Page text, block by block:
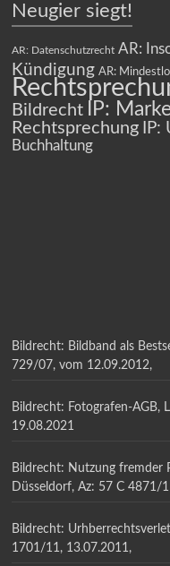
Neugier siegt!
AR: Datenschutzrecht AR:
Kündigung AR:
Bildrecht
IP:
Rechtsprechung
Buchhaltung
Bildrecht: Bildband als
729/07, vom 12.09.2012,
Bildrecht: Fotografen-AGB,
19.08.2021
Bildrecht: Nutzung fremder
Düsseldorf, Az: 57 C 4871/
Bildrecht:
1701/11, 13.07.2011,